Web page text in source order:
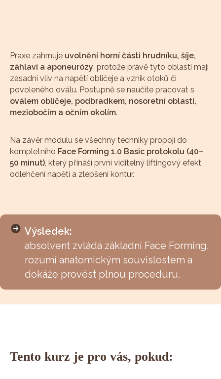
Praxe zahrnuje uvolnění horní části hrudníku, šíje,
záhlaví a aponeurózy, protože právě tyto oblasti mají
zásadní vliv na napětí obličeje a vznik otoků či
povoleného oválu. Postupně se naučíte pracovat s
oválem obličeje, podbradkem, nosoretní oblastí,
meziobočím a očním okolím.
Na závěr modulu se všechny techniky propojí do
kompletního Face Forming 1.0 Basic protokolu (40–
50 minut), který přináší první viditelný liftingový efekt,
odlehčení napětí a zlepšení kontur.
Výsledek:
absolvent zvládá základní Face Forming,
rozumí anatomickým souvislostem a
dokáže provést plnou proceduru.
Tento kurz je pro vás, pokud: